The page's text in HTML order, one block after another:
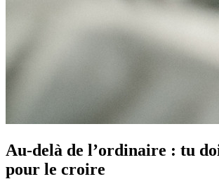
Au-delà de l’ordinaire : tu
pour le croire